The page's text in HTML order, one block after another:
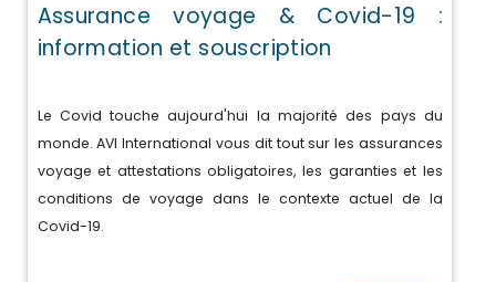
Assurance voyage & Covid-19 :
information et souscription
Le Covid touche aujourd'hui la majorité des pays du
monde. AVI International vous dit tout sur les assurances
voyage et attestations obligatoires, les garanties et les
conditions de voyage dans le contexte actuel de la
Covid-19.